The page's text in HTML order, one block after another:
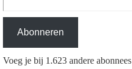
Abonneren
Voeg je bij 1.623 andere abonnees